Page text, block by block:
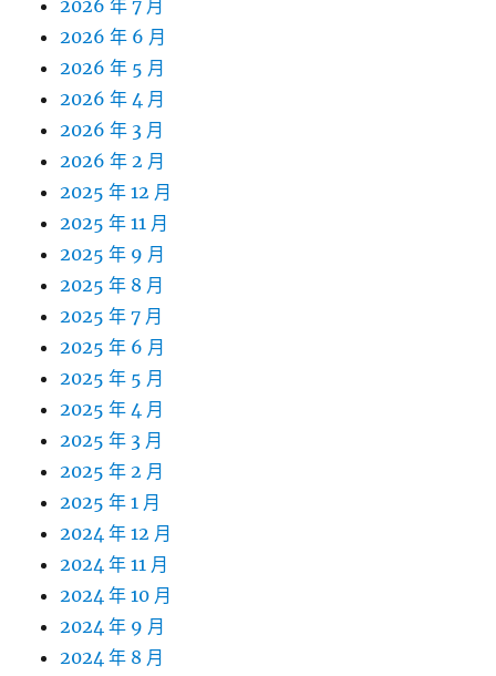
2026 年 7 月
2026 年 6 月
2026 年 5 月
2026 年 4 月
2026 年 3 月
2026 年 2 月
2025 年 12 月
2025 年 11 月
2025 年 9 月
2025 年 8 月
2025 年 7 月
2025 年 6 月
2025 年 5 月
2025 年 4 月
2025 年 3 月
2025 年 2 月
2025 年 1 月
2024 年 12 月
2024 年 11 月
2024 年 10 月
2024 年 9 月
2024 年 8 月